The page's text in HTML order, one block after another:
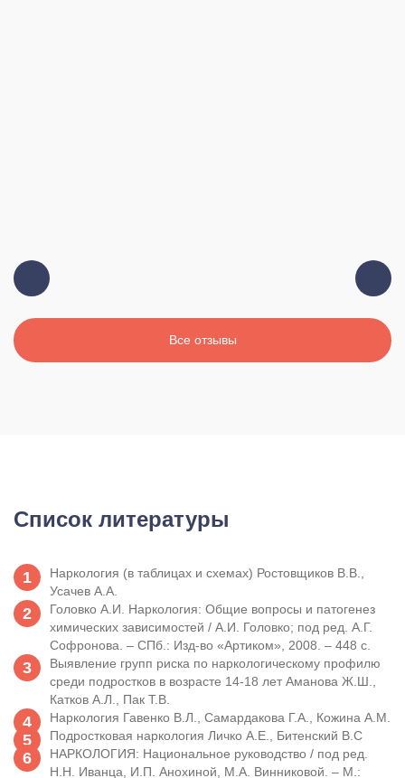
Все отзывы
Список литературы
Наркология (в таблицах и схемах) Ростовщиков В.В.,
Усачев А.А.
Головко А.И. Наркология: Общие вопросы и патогенез
химических зависимостей / А.И. Головко; под ред. А.Г.
Софронова. – СПб.: Изд-во «Артиком», 2008. – 448 с.
Выявление групп риска по наркологическому профилю
среди подростков в возрасте 14-18 лет Аманова Ж.Ш.,
Катков А.Л., Пак Т.В.
Наркология Гавенко В.Л., Самардакова Г.A., Кожина А.М.
Подростковая наркология Личко А.Е., Битенский В.С
НАРКОЛОГИЯ: Национальное руководство / под ред.
Н.Н. Иванца, И.П. Анохиной, М.А. Винниковой. – М.: